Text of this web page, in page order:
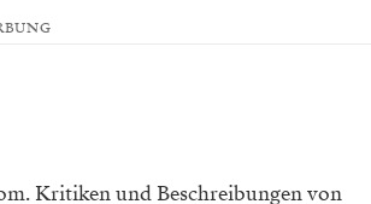
Kritiken und Beschreibungen von